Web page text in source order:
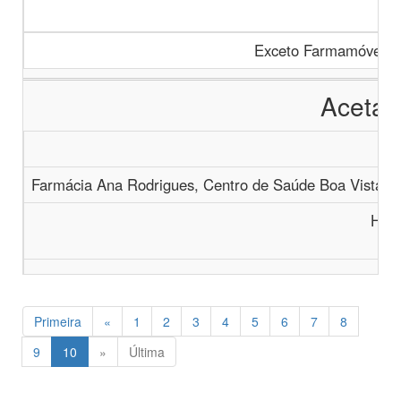
Exceto Farmamóvel,
Farmácia Ana Rodrigues, Centro de Saúde Boa Vista,
Primeira « 1 2 3 4 5 6 7
8
9
10 » Última